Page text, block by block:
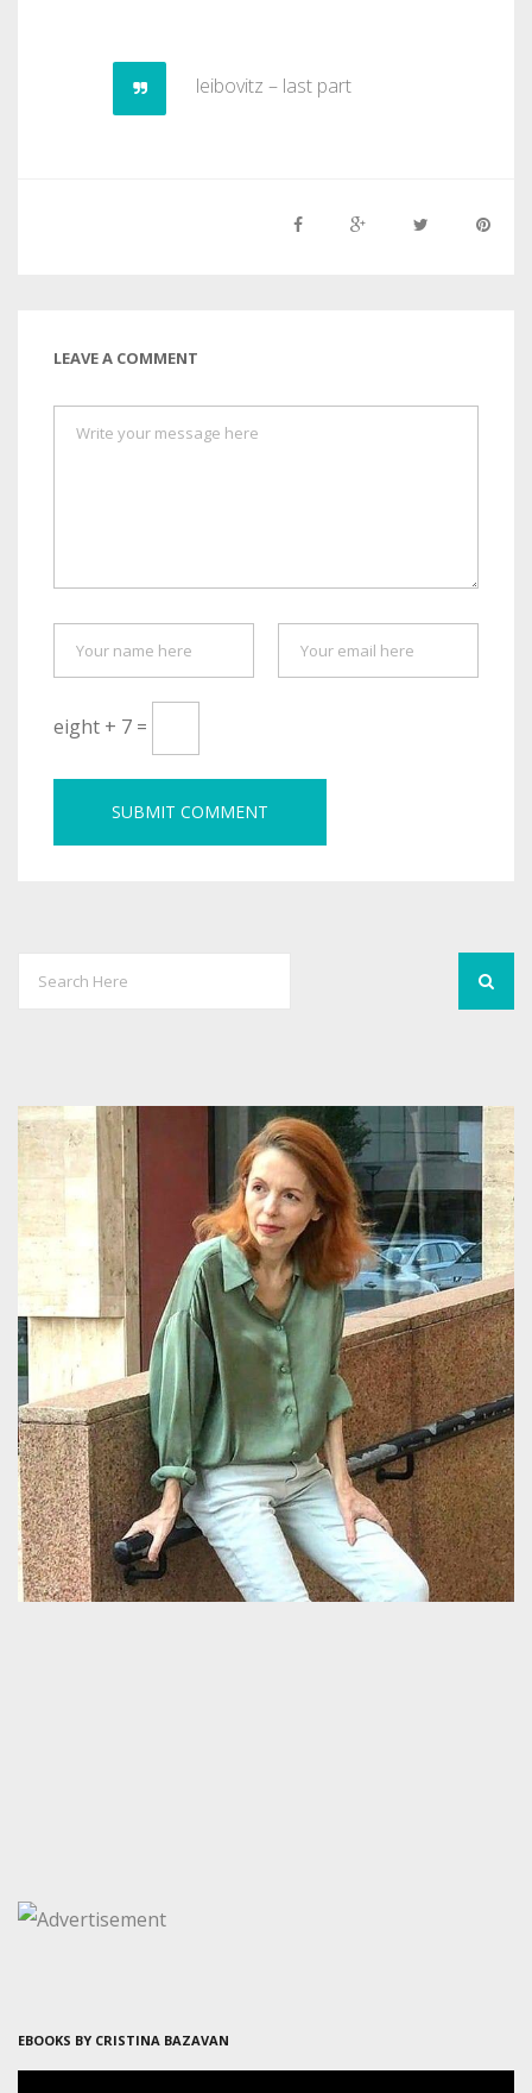
leibovitz – last part
LEAVE A COMMENT
eight + 7 =
EBOOKS BY CRISTINA BAZAVAN